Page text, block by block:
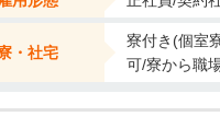
・社宅
寮付き(個室
可/寮から職